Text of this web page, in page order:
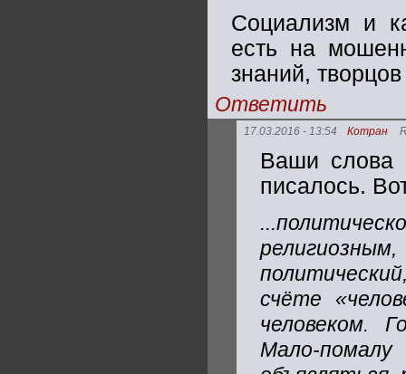
Социализм и
есть на
знаний,
Ответить
17.03.2016 - 13:54 Котран
Ваши слова
писалось.
счёте
человеком.
Мало-